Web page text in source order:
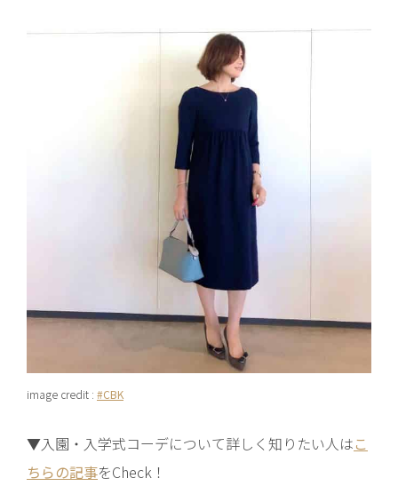
image credit : #CBK
▼入園・入学式コーデについて詳しく知りたい人はこ
ちらの記事をCheck！